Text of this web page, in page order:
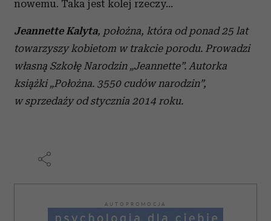
nowemu. Taka jest kolej rzeczy…
Jeannette Kalyta, położna, która od ponad 25 lat
towarzyszy kobietom w trakcie porodu. Prowadzi
własną Szkołę Narodzin „Jeannette”. Autorka
książki „Położna. 3550 cudów narodzin”,
w sprzedaży od stycznia 2014 roku.
AUTOPROMOCJA